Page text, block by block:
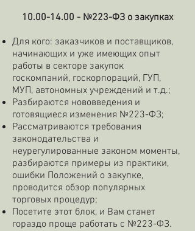
10.00-14.00 - №223-ФЗ о закупках
Для кого: заказчиков и поставщиков,
начинающих и уже имеющих опыт
работы в секторе закупок
госкомпаний, госкорпораций, ГУП,
МУП, автономных учреждений и т.д.;
Разбираются нововведения и
готовящиеся изменения №223-ФЗ;
Рассматриваются требования
законодательства и
неурегулированные законом моменты,
разбираются примеры из практики,
ошибки Положений о закупке,
проводится обзор популярных
торговых процедур;
Посетите этот блок, и Вам станет
гораздо проще работать с №223-ФЗ.